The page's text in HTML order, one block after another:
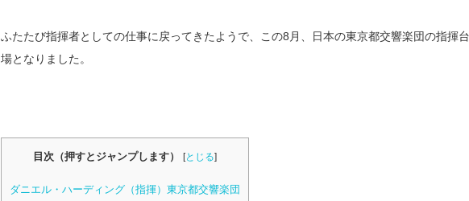
ふたたび指揮者としての仕事に戻ってきたようで、この8月、日本の東京都交響楽団の指揮
場となりました。
目次（押すとジャンプします） [とじる]
ダニエル・ハーディング（指揮）東京都交響楽団